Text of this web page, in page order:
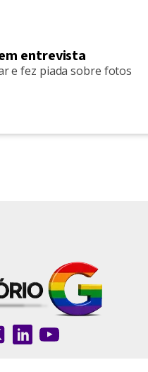
entrevista
e fez piada sobre fotos